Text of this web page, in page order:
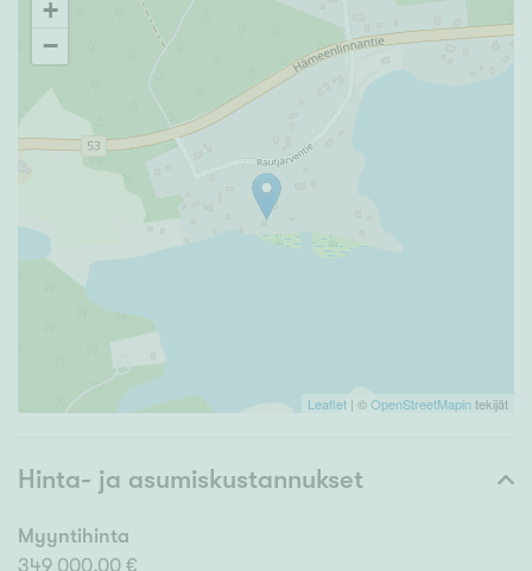
+
−
Leaflet | ©OpenStreetMapintekijät
Hinta- ja asumiskustannukset
Myyntihinta
349 000,00 €